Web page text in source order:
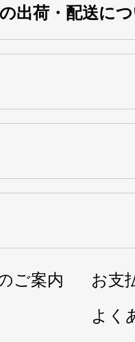
出荷・配送に
ご案内
お支
よく